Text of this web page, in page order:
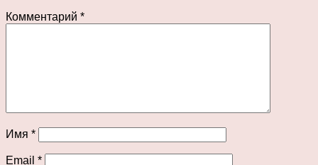
Комментарий *
Имя *
Email *